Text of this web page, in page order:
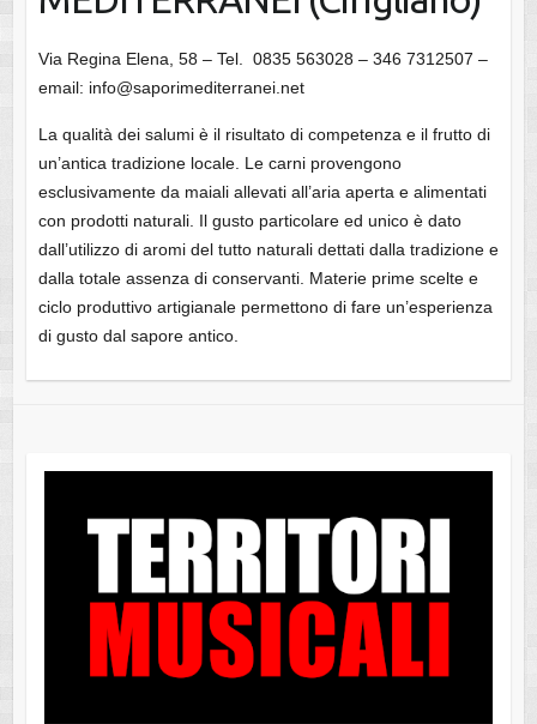
Via Regina Elena, 58 – Tel. 0835 563028 – 346 7312507 –
email: info@saporimediterranei.net
La qualità dei salumi è il risultato di competenza e il frutto di
un’antica tradizione locale. Le carni provengono
esclusivamente da maiali allevati all’aria aperta e alimentati
con prodotti naturali. Il gusto particolare ed unico è dato
dall’utilizzo di aromi del tutto naturali dettati dalla tradizione e
dalla totale assenza di conservanti. Materie prime scelte e
ciclo produttivo artigianale permettono di fare un’esperienza
di gusto dal sapore antico.